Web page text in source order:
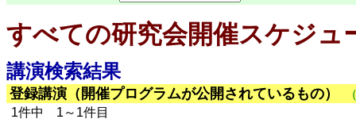
すべての研究会開催スケジュ
講演検索結果
登録講演（開催プログラムが公開されているもの）
1件中 1～1件目